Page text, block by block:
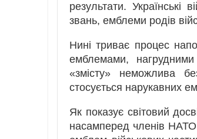
результати. Українські
звань, емблеми родів
Нині триває процес
емблемами,
«змісту» неможлива
стосується нарукавних
Як показує світовий
насамперед членів